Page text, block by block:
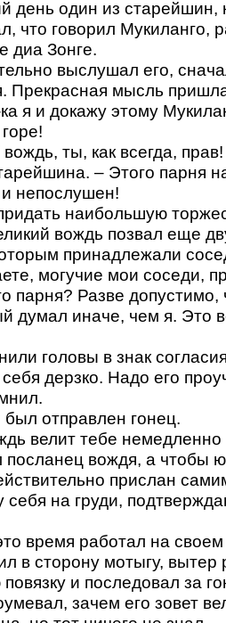
день один из старейшин,
что говорил Мукиланго,
диа Зонге.
выслушал его,
Прекрасная мысль
я и докажу этому
ты, как всегда,
– Этого парня
непослушен!
наибольшую
вождь позвал еще
принадлежали
могучие мои соседи,
парня? Разве допустимо,
думал иначе, чем я. Это
головы в знак
дерзко. Надо его
отправлен гонец.
велит тебе немедленно
посланец вождя, а чтобы
прислан
себя на груди,
время работал на
в сторону мотыгу, вытер
и последовал за
зачем его зовет